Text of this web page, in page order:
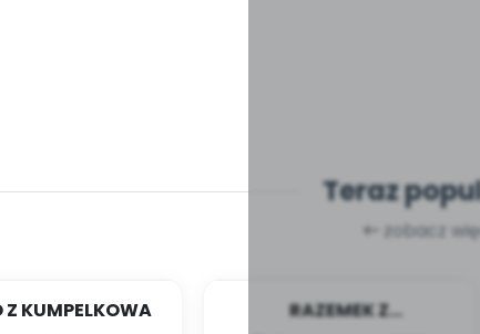
Teraz
zobacz
Z KUMPELKOWA
RAZEMEK Z